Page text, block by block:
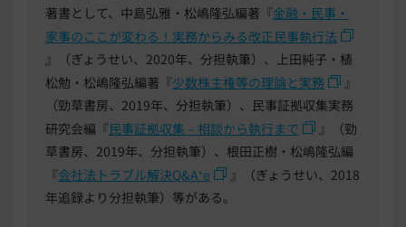
著書として、中島弘雅・松嶋隆弘編著『金融・民事・
家事のここが変わる！実務からみる改正民事執行法
』（ぎょうせい、2020年、分担執筆）、上田純子・植
松勉・松嶋隆弘編著『少数株主権等の理論と実務
』
（勁草書房、2019年、分担執筆）、民事証拠収集実務
研究会編『民事証拠収集－相談から執行まで
』（勁
草書房、2019年、分担執筆）、根田正樹・松嶋隆弘編
『会社法トラブル解決Q&A⁺e
』（ぎょうせい、2018
年追録より分担執筆）等がある。